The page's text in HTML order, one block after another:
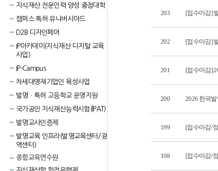
지식재산 전문인력 양성 중점대학
캠퍼스 특허 유니버시아드
D2B 디자인페어
IP아카데미(지식재산 디지털 교육
사업)
IP-Campus
차세대영재기업인 육성사업
발명ㆍ특허 고등학교 운영지원
국가공인 지식재산능력시험(lPAT)
발명교사인증제
발명교육 인프라(발명교육센터/광
역센터)
종합교육연수원
203 [접수마감]
202 [접수마감]
201 [접수마감]
200 2026 한국
199 [접수마감/
198 [접수마감/